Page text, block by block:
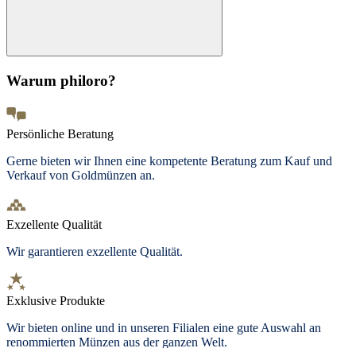
Warum philoro?
Persönliche Beratung
Gerne bieten wir Ihnen eine kompetente Beratung zum Kauf und
Verkauf von Goldmünzen an.
Exzellente Qualität
Wir garantieren exzellente Qualität.
Exklusive Produkte
Wir bieten online und in unseren Filialen eine gute Auswahl an
renommierten Münzen aus der ganzen Welt.